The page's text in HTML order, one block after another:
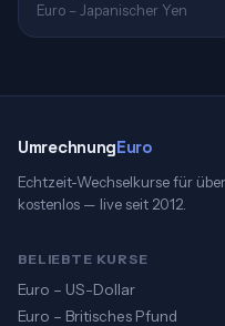
Euro – Japanischer Yen
UmrechnungEuro
Echtzeit-Wechselkurse für
kostenlos — live seit 2012.
BELIEBTE KURSE
Euro – US-Dollar
Euro – Britisches Pfund